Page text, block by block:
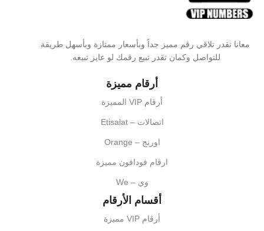
معانا تقدر تلاقي رقم مميز جداً وبأسعار ممتازة وبأسهل طريقة
للتواصل وكمان تقدر تبيع رقمك لو عايز تبيعه.
أرقام مميزة
أرقام VIP المميزة
اتصالات – Etisalat
اورنج – Orange
ارقام فودافون مميزة
وي – We
أقسام الأرقام
أرقام VIP مميزة